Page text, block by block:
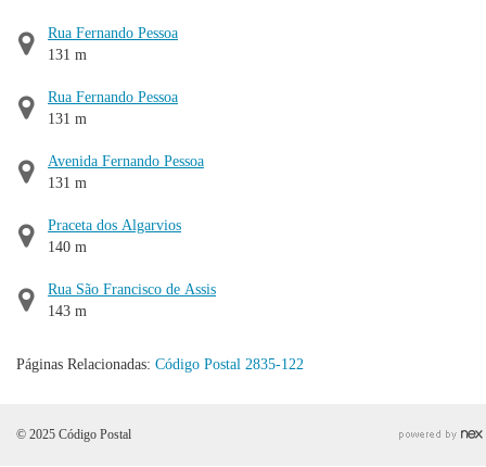
Rua Fernando Pessoa
131 m
Rua Fernando Pessoa
131 m
Avenida Fernando Pessoa
131 m
Praceta dos Algarvios
140 m
Rua São Francisco de Assis
143 m
Páginas Relacionadas: Código Postal 2835-122
© 2025 Código Postal